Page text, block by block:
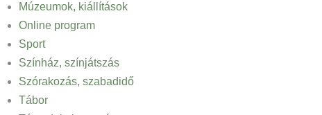
Múzeumok, kiállítások
Online program
Sport
Színház, színjátszás
Szórakozás, szabadidő
Tábor